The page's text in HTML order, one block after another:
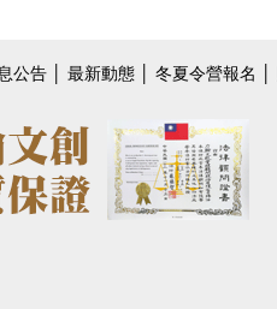
公告 最新動態 冬夏令營報名